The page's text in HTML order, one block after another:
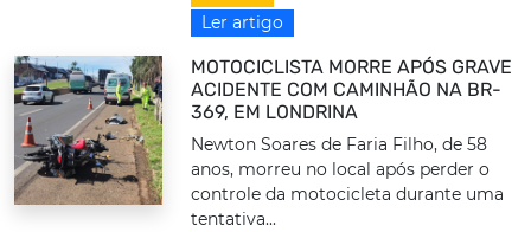
Ler artigo
MOTOCICLISTA MORRE APÓS GRAVE
ACIDENTE COM CAMINHÃO NA BR-
369, EM LONDRINA
Newton Soares de Faria Filho, de 58
anos, morreu no local após perder o
controle da motocicleta durante uma
tentativa...